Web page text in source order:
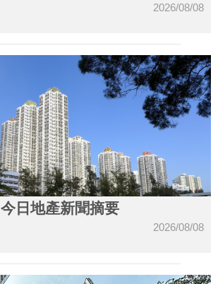
2026/08/08
今日地產新聞摘要
2026/08/08